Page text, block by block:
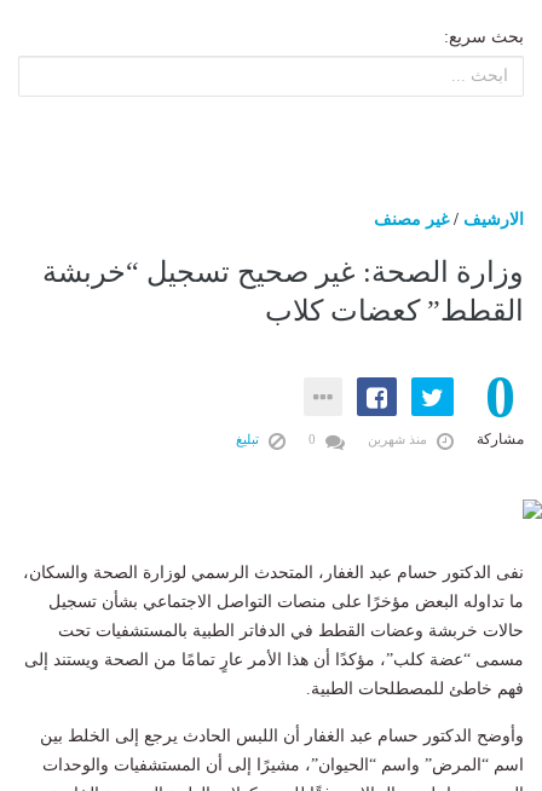
بحث سريع:
الارشيف /غير مصنف
وزارة الصحة: غير صحيح تسجيل “خربشة
القطط” كعضات كلاب
0
مشاركة منذ شهرين تبليغ
نفى الدكتور حسام عبد الغفار، المتحدث الرسمي لوزارة الصحة والسكان،
ما تداوله البعض مؤخرًا على منصات التواصل الاجتماعي بشأن تسجيل
حالات خربشة وعضات القطط في الدفاتر الطبية بالمستشفيات تحت
مسمى “عضة كلب”، مؤكدًا أن هذا الأمر عارٍ تمامًا من الصحة ويستند إلى
فهم خاطئ للمصطلحات الطبية.
وأوضح الدكتور حسام عبد الغفار أن اللبس الحادث يرجع إلى الخلط بين
اسم “المرض” واسم “الحيوان”، مشيرًا إلى أن المستشفيات والوحدات